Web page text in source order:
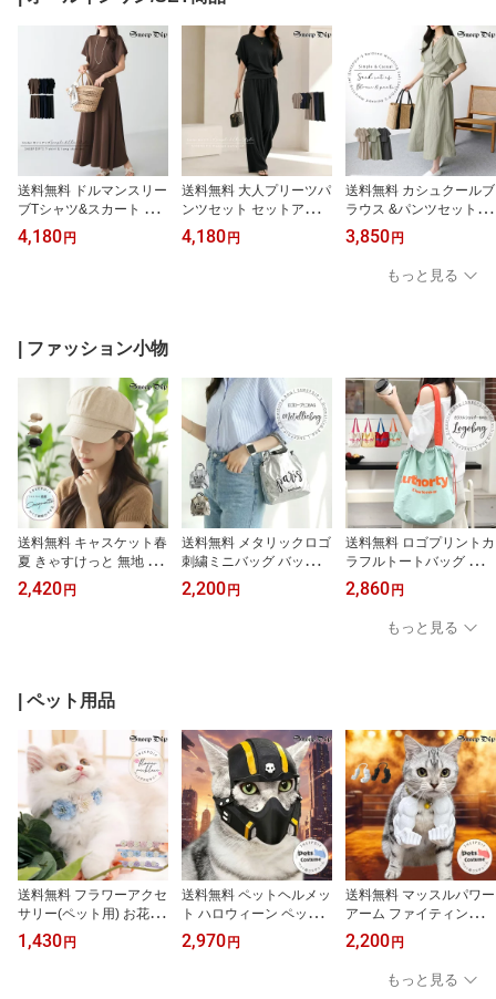
紐調節できる 抜け感 こ
なれ ワイド サロペット
ャツ カジュアル ラフ 半
袖 襟 レギュラーカラー
れいめ 上品 エレガント
送料無料 ドルマンスリー
ブTシャツ&スカート セ
ットアップ 2点セット 上
下セット スカートセット
ロング丈 ロングスカート
フレアスカート ドルマン
スリーブ 伸びる ラフ
4,180 円
送料無料 大人プリーツパ
ンツセット セットアップ
上下セット 2点セット T
シャツ カットソー ドル
け感 体型カバー ストレ
ッチ
4,180 円
送料無料 カシュクールブ
ラウス &パンツセット ワ
ンピ セット セットアッ
プ ツーピース 上下 2点セ
ット カシュクール ブラ
ウス パンツ クロップド
ッシャー生地 涼し気 春
夏
3,850 円
もっと見る
| ファッション小物
送料無料 キャスケット春
夏 きゃすけっと 無地 春
夏 帽子 かっこいい hat
キャップ cap つば ハッ
できる サマーハット ナ
チュラル つば付き つば
広め UVカット紫外線対
策
2,420 円
送料無料 メタリックロゴ
刺繍ミニバッグ バッグ
トートバッグ ミニトート
バッグ ハンドバッグ ミ
ュアル ラフ 軽い レディ
ース
2,200 円
送料無料 ロゴプリントカ
ラフルトートバッグ 巾着
バッグ 巾着 トート 軽量
大容量 ナイロン バッグ 2
WAY ショルダー エコバ
ッグ カラプル ポップ キ
通学 バイカラー 配色
2,860 円
もっと見る
| ペット用品
送料無料 フラワーアクセ
サリー(ペット用) お花 フ
ラワー 軽量 ネックレス
チョーカー リボン バイ
1,430 円
送料無料 ペットヘルメッ
ト ハロウィーン ペット
小型犬猫 コスチューム
衣料品 ペットアクセサリ
2,970 円
送料無料 マッスルパワー
アーム ファイティングポ
ーズ ハロウィーン ペッ
ト 小型犬猫 ペット コス
チューム 衣料品 ペット
アクセサリー コスプレ
2,200 円
もっと見る